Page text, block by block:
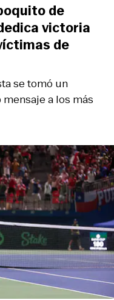
se tomó un
a los más
de
victoria
de